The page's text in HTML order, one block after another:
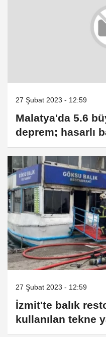
27 Şubat 2023 - 12:59
Malatya'da 5.6
deprem; hasarlı
27 Şubat 2023 - 12:59
İzmit'te balık
kullanılan tekne